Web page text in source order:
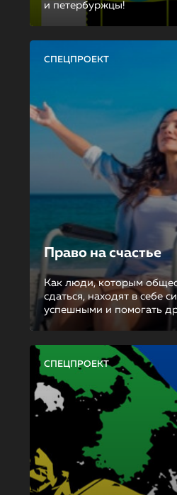
и петербуржцы!
СПЕЦПРОЕКТ
Право на счастье
Как люди, которым
сдаться, находят в себе
успешными и помогать
СПЕЦПРОЕКТ